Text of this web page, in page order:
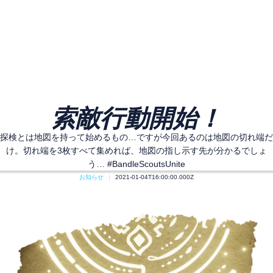
索敵行動開始！
探検とは地図を持って始めるもの…ですが今回あるのは地図の切れ端だ
け。切れ端を3枚すべて集めれば、地図の指し示す先が分かるでしょ
う… #BandleScoutsUnite
お知らせ 2021-01-04T16:00:00.000Z